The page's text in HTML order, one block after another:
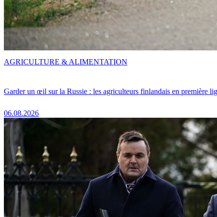
Garder un œil sur la Russie : les agriculteurs finlandais en première
06.08.2026
AGRICULTURE & ALIMENTATION